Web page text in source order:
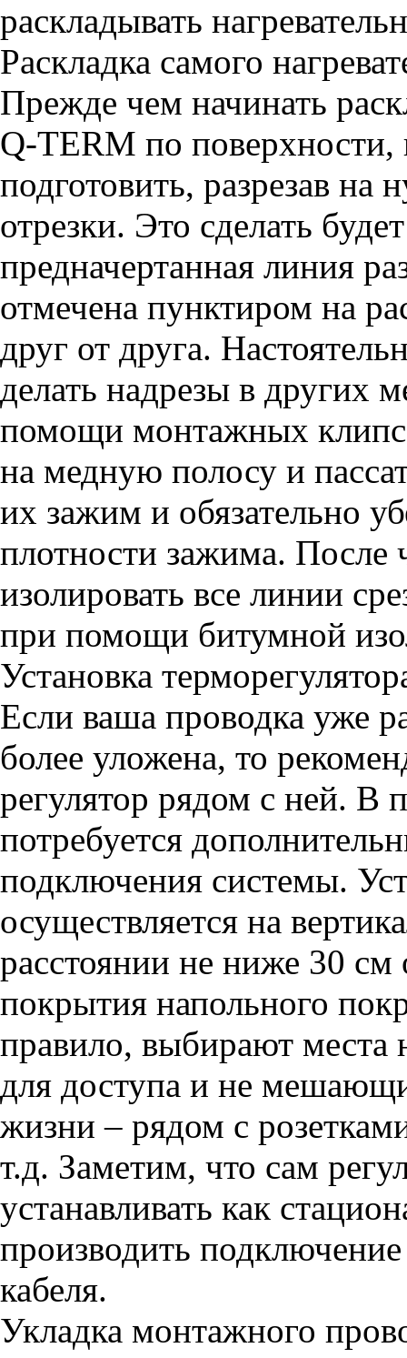
раскладывать
Раскладка самого
Прежде чем начинать
Q-TERM по поверхности,
подготовить, разрезав на
отрезки. Это сделать
предначертанная линия
отмечена пунктиром на
друг от друга.
делать надрезы в других
помощи монтажных
на медную полосу и
их зажим и обязательно
плотности зажима. После
изолировать все линии
при помощи битумной
Установка
Если ваша проводка уже
более уложена, то
регулятор рядом с ней. В
потребуется
подключения системы.
осуществляется на
расстоянии не ниже 30 см
покрытия напольного
правило, выбирают места
для доступа и не
жизни – рядом с
т.д. Заметим, что сам
устанавливать как
производить
кабеля.
Укладка монтажного